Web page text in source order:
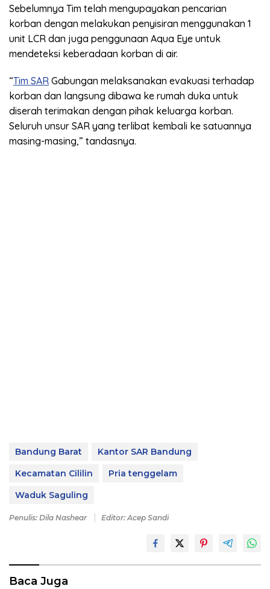
Sebelumnya Tim telah mengupayakan pencarian
korban dengan melakukan penyisiran menggunakan 1
unit LCR dan juga penggunaan Aqua Eye untuk
mendeteksi keberadaan korban di air.
“Tim SAR Gabungan melaksanakan evakuasi terhadap
korban dan langsung dibawa ke rumah duka untuk
diserah terimakan dengan pihak keluarga korban.
Seluruh unsur SAR yang terlibat kembali ke satuannya
masing-masing,” tandasnya.
Bandung Barat
Kantor SAR Bandung
Kecamatan Cililin
Pria tenggelam
Waduk Saguling
Penulis: Dila Nashear Editor: Acep Sandi
Baca Juga